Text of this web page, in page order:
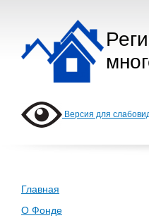
Версия для
Главная
О Фонде